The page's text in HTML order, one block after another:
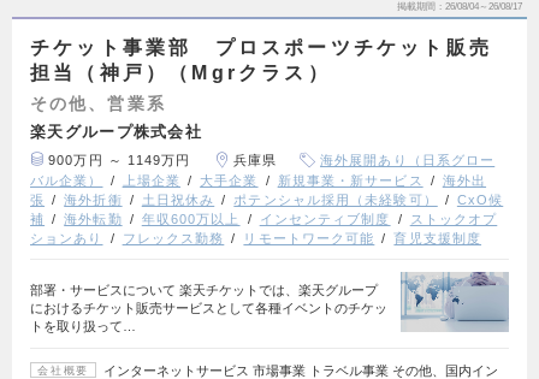
掲載期間 26/08/04～26/08/17
チケット事業部 プロスポーツチケット販売
担当（神戸）（Mgrクラス）
その他、営業系
楽天グループ株式会社
900万円 ～ 1149万円 兵庫県
海外展開あり（日系グロー
バル企業）
上場企業 大手企業 新規事業・新サービス
海外出
張
海外折衝 土日祝休み ポテンシャル採用（未経験可）
CxO候
補
海外転勤 年収600万以上 インセンティブ制度
ストックオプ
ションあり
フレックス勤務 リモートワーク可能 育児支援制度
部署・サービスについて 楽天チケットでは、楽天グループ
におけるチケット販売サービスとして各種イベントのチケッ
トを取り扱って…
会社概要
インターネットサービス 市場事業 トラベル事業 その他、国内イン